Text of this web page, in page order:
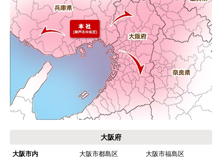
大阪府
大阪市内 大阪市都島区
大阪市福島区